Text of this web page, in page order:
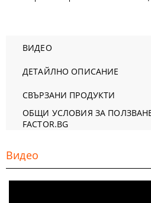
ВИДЕО
ДЕТАЙЛНО ОПИСАНИЕ
СВЪРЗАНИ ПРОДУКТИ
ОБЩИ УСЛОВИЯ ЗА
FACTOR.BG
Видео